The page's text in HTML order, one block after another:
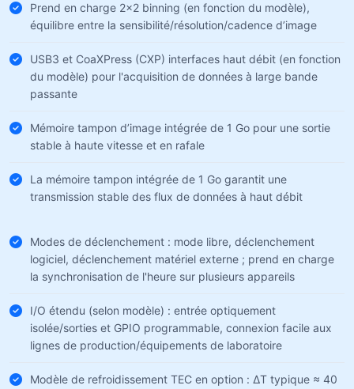
Prend en charge 2×2 binning (en fonction du modèle),
équilibre entre la sensibilité/résolution/cadence d’image
USB3 et CoaXPress (CXP) interfaces haut débit (en fonction
du modèle) pour l'acquisition de données à large bande
passante
Mémoire tampon d’image intégrée de 1 Go pour une sortie
stable à haute vitesse et en rafale
La mémoire tampon intégrée de 1 Go garantit une
transmission stable des flux de données à haut débit
Modes de déclenchement : mode libre, déclenchement
logiciel, déclenchement matériel externe ; prend en charge
la synchronisation de l'heure sur plusieurs appareils
I/O étendu (selon modèle) : entrée optiquement
isolée/sorties et GPIO programmable, connexion facile aux
lignes de production/équipements de laboratoire
Modèle de refroidissement TEC en option : ΔT typique ≈ 40